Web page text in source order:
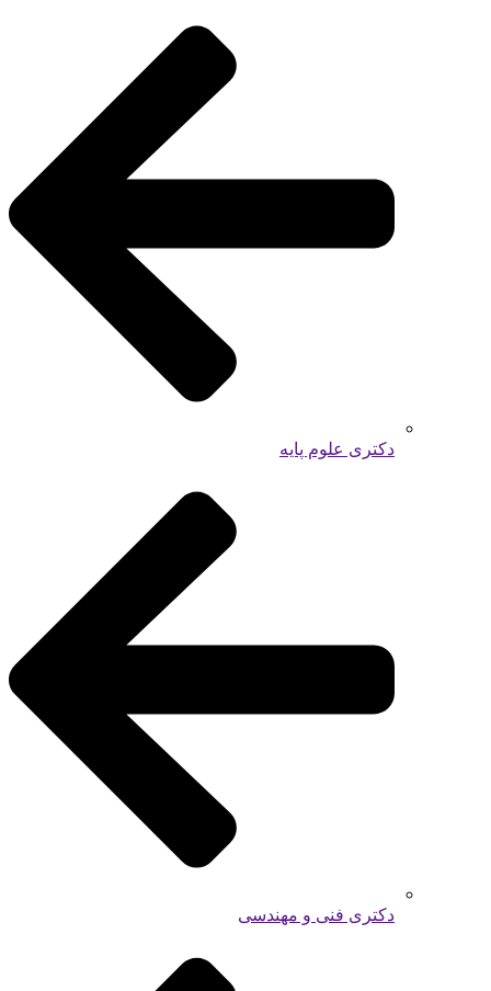
دکتری علوم پایه
دکتری فنی و مهندسی